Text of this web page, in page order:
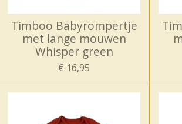
Timboo Babyrompertje
met lange mouwen
Whisper green
€ 16,95